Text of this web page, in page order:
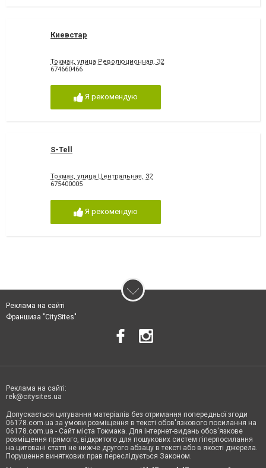
Киевстар
Токмак, улица Революционная, 32
674660466
Я рекомендую
S-Tell
Токмак, улица Центральная, 32
675400005
Я рекомендую
Реклама на сайті
Франшиза "CitySites"
Реклама на сайті:
rek@citysites.ua
Допускається цитування матеріалів без отримання попередньої згоди
06178.com.ua за умови розміщення в тексті обов'язкового посилання на
06178.com.ua - Сайт міста Токмака. Для інтернет-видань обов'язкове
розміщення прямого, відкритого для пошукових систем гіперпосилання
на цитовані статті не нижче другого абзацу в тексті або в якості джерела.
Порушення виняткових прав переслідується Законом.